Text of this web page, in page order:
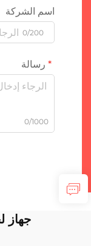
اسم الشركة
0/200
رسالة
0/1000
جهاز